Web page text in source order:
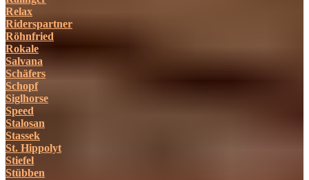
Relax
Riderspartner
Röhnfried
Rokale
Salvana
Schäfers
Schopf
Siglhorse
Speed
Stalosan
Stassek
St. Hippolyt
Stiefel
Stübben